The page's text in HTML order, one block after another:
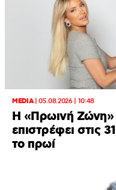
MEDIA|05.08.2026 | 10:48
Η «Πρωινή Ζώνη»
επιστρέφει στις
το πρωί